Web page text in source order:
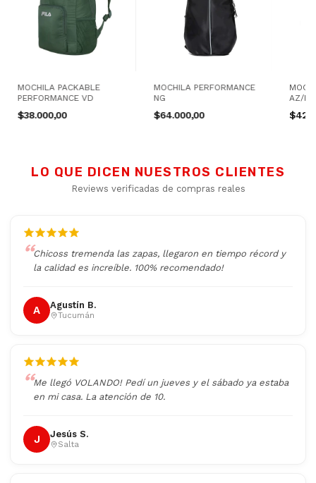
MOCHILA PACKABLE
PERFORMANCE VD
$38.000,00
MOCHILA PERFORMANCE
NG
$64.000,00
AZ/
LO QUE DICEN NUESTROS CLIENTES
Reviews verificadas de compras reales
Chicoss tremenda las zapas, llegaron en tiempo récord y
la calidad es increíble. 100% recomendado!
A Agustín B.
Tucumán
Me llegó VOLANDO! Pedí un jueves y el sábado ya estaba
en mi casa. La atención de 10.
J Jesús S.
Salta